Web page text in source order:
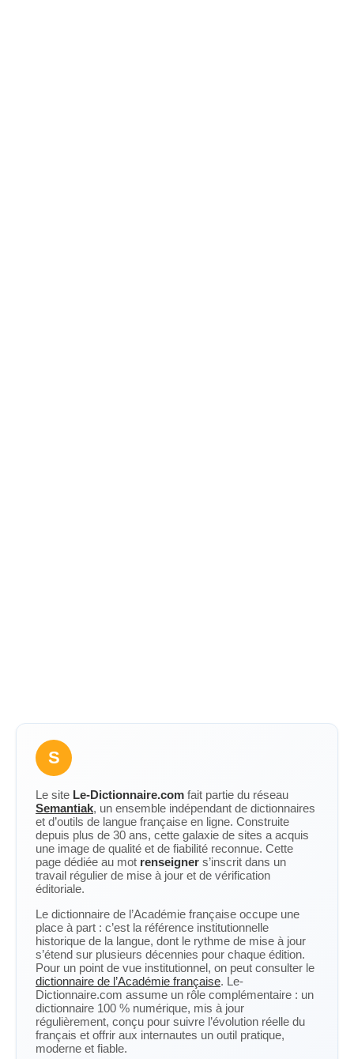
S
Le site Le-Dictionnaire.com fait partie du réseau
Semantiak, un ensemble indépendant de dictionnaires
et d’outils de langue française en ligne. Construite
depuis plus de 30 ans, cette galaxie de sites a acquis
une image de qualité et de fiabilité reconnue. Cette
page dédiée au mot renseigner s’inscrit dans un
travail régulier de mise à jour et de vérification
éditoriale.
Le dictionnaire de l’Académie française occupe une
place à part : c’est la référence institutionnelle
historique de la langue, dont le rythme de mise à jour
s’étend sur plusieurs décennies pour chaque édition.
Pour un point de vue institutionnel, on peut consulter le
dictionnaire de l’Académie française. Le-
Dictionnaire.com assume un rôle complémentaire : un
dictionnaire 100 % numérique, mis à jour
régulièrement, conçu pour suivre l’évolution réelle du
français et offrir aux internautes un outil pratique,
moderne et fiable.